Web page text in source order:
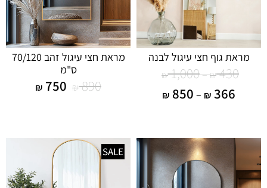
מראת גוף חצי עיגול לבנה
₪430
–
₪1,000
₪ 366
–
₪ 850
מראת חצי עיגול זהב 70/120
ס"מ
₪890
₪ 750
SALE